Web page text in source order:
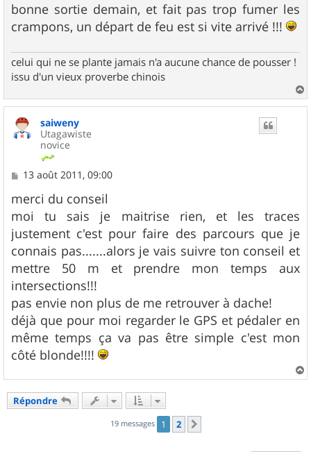
bonne sortie demain, et fait pas trop fumer les
crampons, un départ de feu est si vite arrivé !!!
celui qui ne se plante jamais n'a aucune chance de pousser !
issu d'un vieux proverbe chinois
a
saiweny
Utagawiste
novice
M
s
s
a
g
e
13 août 2011, 09:00
merci du conseil
moi tu sais je maitrise rien, et les traces
justement c'est pour faire des parcours que je
connais pas.......alors je vais suivre ton conseil et
mettre 50 m et prendre mon temps aux
intersections!!!
pas envie non plus de me retrouver à dache!
déjà que pour moi regarder le GPS et pédaler en
même temps ça va pas être simple c'est mon
côté blonde!!!!
a
Répondre
19 messages 1 2